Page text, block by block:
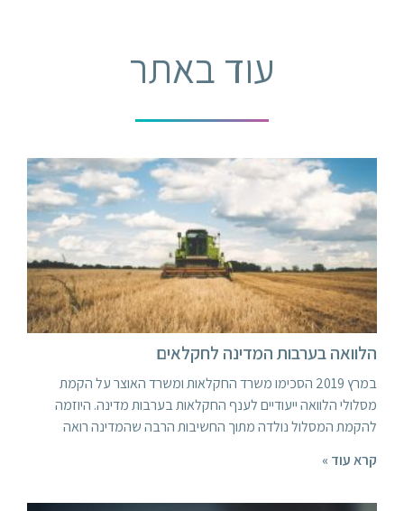
עוד באתר
הלוואה בערבות המדינה לחקלאים
במרץ 2019 הסכימו משרד החקלאות ומשרד האוצר על הקמת
מסלולי הלוואה ייעודיים לענף החקלאות בערבות מדינה. היוזמה
להקמת המסלול נולדה מתוך החשיבות הרבה שהמדינה רואה
קרא עוד »